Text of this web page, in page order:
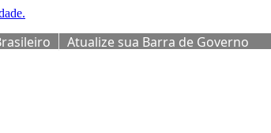
Atualize sua Barra de Governo